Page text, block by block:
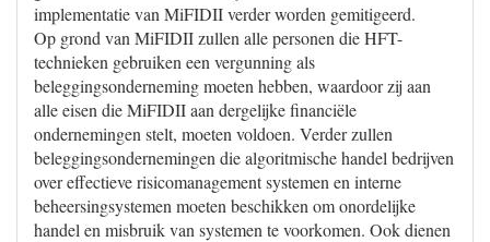
implementatie van MiFIDII verder worden gemitigeerd.
Op grond van MiFIDII zullen alle personen die HFT-
technieken gebruiken een vergunning als
beleggingsonderneming moeten hebben, waardoor zij aan
alle eisen die MiFIDII aan dergelijke financiële
ondernemingen stelt, moeten voldoen. Verder zullen
beleggingsondernemingen die algoritmische handel bedrijven
over effectieve risicomanagement systemen en interne
beheersingsystemen moeten beschikken om onordelijke
handel en misbruik van systemen te voorkomen. Ook dienen